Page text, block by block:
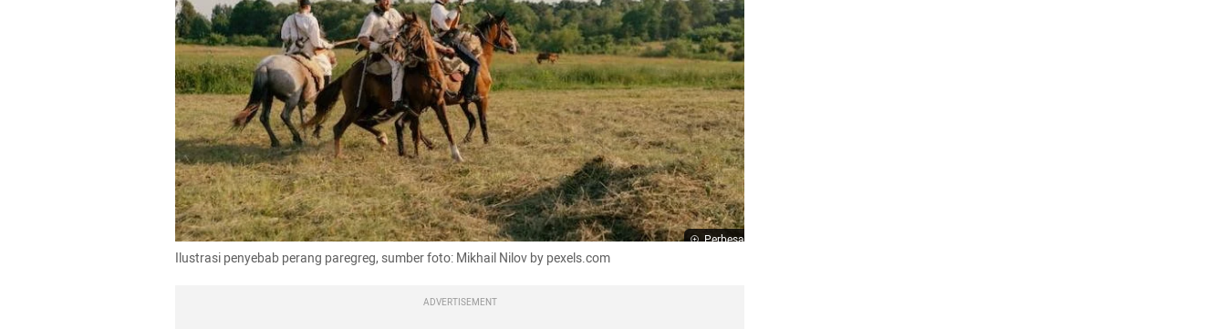
Perbesar
Ilustrasi penyebab perang paregreg, sumber foto: Mikhail Nilov by pexels.com
ADVERTISEMENT